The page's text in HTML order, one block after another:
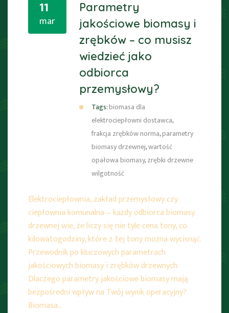
11
mar
Parametry
jakościowe biomasy i
zrębków – co musisz
wiedzieć jako
odbiorca
przemysłowy?
Tags:biomasa dla
elektrociepłowni dostawca,
frakcja zrębków norma,parametry
biomasy drzewnej,wartość
opałowa biomasy,zrębki drzewne
wilgotność
Elektrociepłownia, zakład przemysłowy czy
ciepłownia komunalna – każdy odbiorca biomasy
drzewnej wie, że liczy się nie tyle cena tony, co
kilowatogodziny, które z tej tony można wycisnąć.
Przewodnik po kluczowych parametrach
jakościowych biomasy i zrębków drzewnych.
Dlaczego parametry jakościowe biomasy mają
bezpośredni wpływ na Twój wynik operacyjny?
Biomasa…